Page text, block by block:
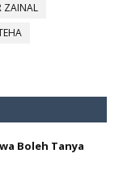
ZAINAL
Boleh Tanya